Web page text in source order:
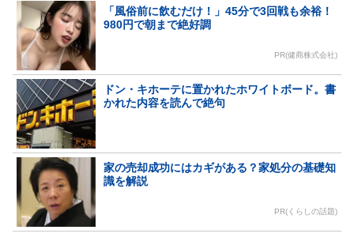
「風俗前に飲むだけ！」45分で3回戦も余裕！
980円で朝まで絶好調
PR(健商株式会社)
ドン・キホーテに置かれたホワイトボード。書
かれた内容を読んで絶句
家の売却成功にはカギがある？家処分の基礎知
識を解説
PR(くらしの話題)